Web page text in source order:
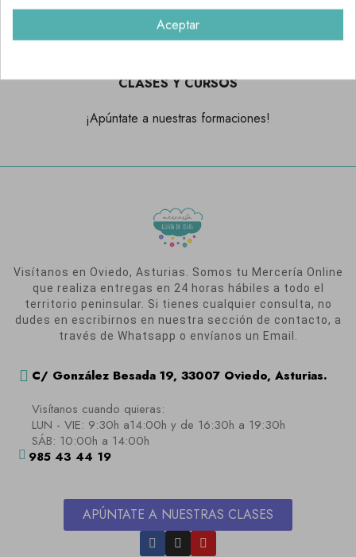
Preparamos tu envío y lo recibes en 24h. hábiles en tu casa.
CLASES Y CURSOS
¡Apúntate a nuestras formaciones!
Visítanos en Oviedo, Asturias. Somos tu Mercería Online
que realiza entregas en 24 horas hábiles a todo el
territorio peninsular. Si tienes cualquier consulta, no
dudes en escribirnos en nuestra sección de contacto, a
través de Whatsapp o envíanos un Email.
C/ González Besada 19, 33007 Oviedo, Asturias.
Visítanos cuando quieras:
LUN - VIE: 9:30h a14:00h y de 16:30h a 19:30h
SÁB: 10:00h a 14:00h
985 43 44 19
APÚNTATE A NUESTRAS CLASES
Aceptar